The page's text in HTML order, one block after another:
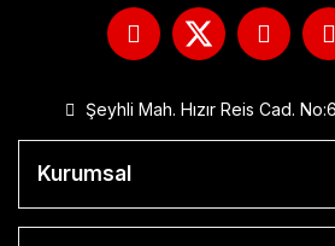
Şeyhli Mah. Hızır Reis Cad.
Kurumsal